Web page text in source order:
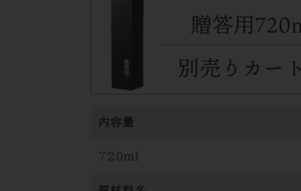
内容量
720ml